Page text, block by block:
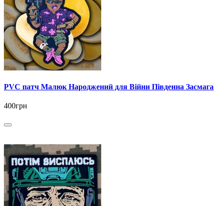
PVC патч Малюк Народжений для Війни Південна Засмага
400грн